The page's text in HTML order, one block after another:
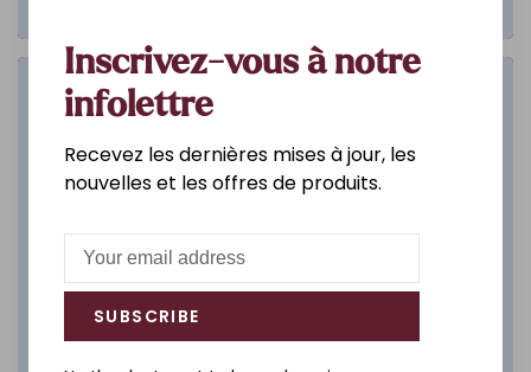
Salle de bain
DÉCOUVREZ
Inscrivez-vous à notre
infolettre
Recevez les dernières mises à jour, les
nouvelles et les offres de produits.
SUBSCRIBE